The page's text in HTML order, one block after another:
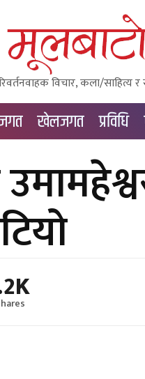
विचार, कला/साहित्य
खेलजगत प्रविधि